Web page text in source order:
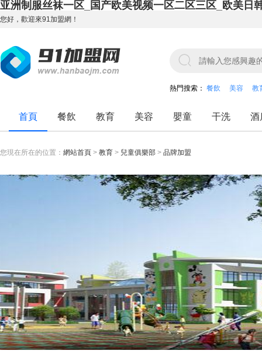
亚洲制服丝袜一区_国产欧美视频一区二区三区_欧美日
您好，歡迎來91加盟網！
熱門搜索： 餐飲 美容 教
首頁 餐飲 教育 美容 嬰童 干洗 酒
您現在所在的位置： 網站首頁 > 教育 > 兒童俱樂部 > 品牌加盟